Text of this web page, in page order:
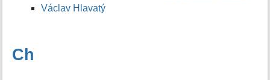
Václav Hlavatý
Ch